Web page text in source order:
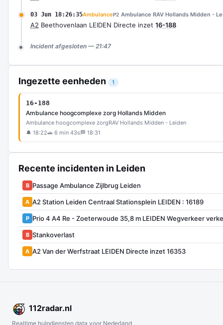
03 Jun 18:26:35AmbulanceP2 Ambulance RAV Hollands Midden -
A2 Beethovenlaan LEIDEN Directe inzet 16-188
Incident afgesloten — 21:47
Ingezette eenheden 1
16-188
Ambulance hoogcomplexe zorg Hollands Midden
Ambulance hoogcomplexe zorgRAV Hollands Midden - Leiden
🔔 18:22🚗 6 min 43s 🏁 18:31
Recente incidenten in Leiden
B Passage Ambulance Zijlbrug Leiden
A A2 Station Leiden Centraal Stationsplein LEIDEN : 16189
P Prio 4 A4 Re - Zoeterwoude 35,8 m LEIDEN Wegverkeer
B Stankoverlast
A A2 Van der Werfstraat LEIDEN Directe inzet 16353
112radar.nl
Realtime hulpdiensten data voor Nederland